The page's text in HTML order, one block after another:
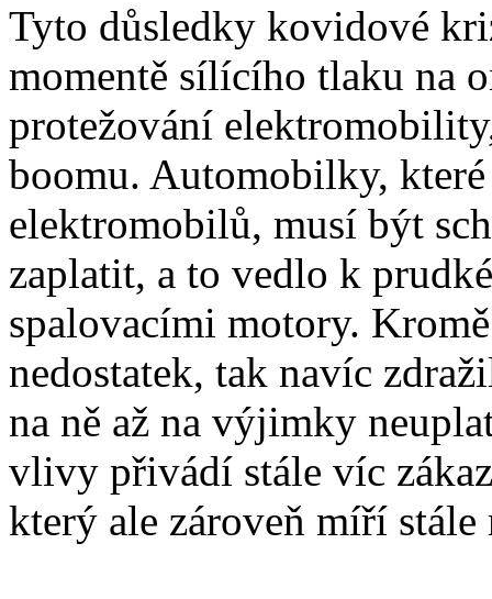
Tyto důsledky kovidové
momentě sílícího tlaku na
protežování
boomu. Automobilky,
elektromobilů, musí být
zaplatit, a to vedlo k
spalovacími motory.
nedostatek, tak navíc
na ně až na výjimky
vlivy přivádí stále víc
který ale zároveň míří stále